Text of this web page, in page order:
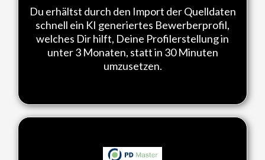
Du erhältst durch den Import der Quelldaten
schnell ein KI generiertes Bewerberprofil,
welches Dir hilft, Deine Profilerstellung in
unter 3 Monaten, statt in 30 Minuten
umzusetzen.